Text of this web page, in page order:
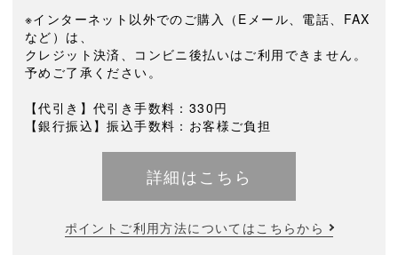
※インターネット以外でのご購入（Eメール、電話、FAX
など）は、
クレジット決済、コンビニ後払いはご利用できません。
予めご了承ください。
【代引き】代引き手数料：330円
【銀行振込】振込手数料：お客様ご負担
詳細はこちら
ポイントご利用方法についてはこちらから